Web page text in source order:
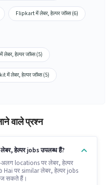
Flipkart में लेबर, हेल्पर जॉब्स (6)
हेल्पर जॉब्स (5)
में लेबर, हेल्पर जॉब्स (5)
वाले प्रश्न
हेल्पर jobs उपलब्ध हैं?
locations पर लेबर, हेल्पर
पर similar लेबर, हेल्पर jobs
सकते हैं।